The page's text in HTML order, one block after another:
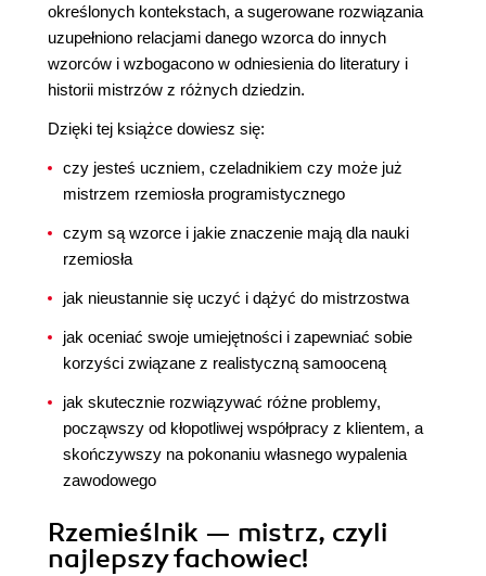
określonych kontekstach, a sugerowane rozwiązania
uzupełniono relacjami danego wzorca do innych
wzorców i wzbogacono w odniesienia do literatury i
historii mistrzów z różnych dziedzin.
Dzięki tej książce dowiesz się:
czy jesteś uczniem, czeladnikiem czy może już
mistrzem rzemiosła programistycznego
czym są wzorce i jakie znaczenie mają dla nauki
rzemiosła
jak nieustannie się uczyć i dążyć do mistrzostwa
jak oceniać swoje umiejętności i zapewniać sobie
korzyści związane z realistyczną samooceną
jak skutecznie rozwiązywać różne problemy,
począwszy od kłopotliwej współpracy z klientem, a
skończywszy na pokonaniu własnego wypalenia
zawodowego
Rzemieślnik — mistrz, czyli
najlepszy fachowiec!